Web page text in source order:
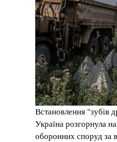
Встановлення "зубів
Україна розгорнула
оборонних споруд за